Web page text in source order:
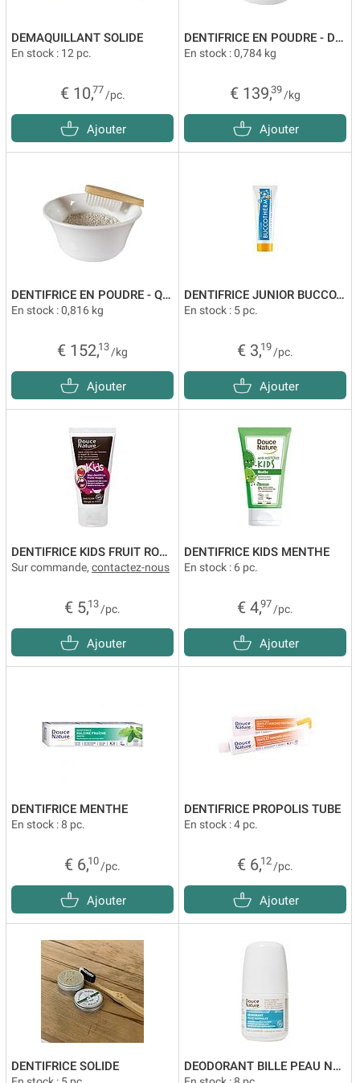
DEMAQUILLANT SOLIDE
En stock : 12 pc.
€ 10,77 /pc.
Ajouter
DENTIFRICE EN POUDRE - DENTS BLANCHES VRAC
En stock : 0,784 kg
€ 139,39 /kg
Ajouter
DENTIFRICE EN POUDRE - QUOTIDIEN VRAC
En stock : 0,816 kg
€ 152,13 /kg
Ajouter
DENTIFRICE JUNIOR BUCCOTHERM
En stock : 5 pc.
€ 3,19 /pc.
Ajouter
DENTIFRICE KIDS FRUIT ROUGE
Sur commande, contactez-nous
€ 5,13 /pc.
Ajouter
DENTIFRICE KIDS MENTHE
En stock : 6 pc.
€ 4,97 /pc.
Ajouter
DENTIFRICE MENTHE
En stock : 8 pc.
€ 6,10 /pc.
Ajouter
DENTIFRICE PROPOLIS TUBE
En stock : 4 pc.
€ 6,12 /pc.
Ajouter
DENTIFRICE SOLIDE DEODORANT BILLE PEAU NORMALE ALOE